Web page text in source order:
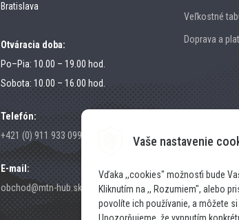
Vaše nastavenie
Vďaka ,,cookies" možnosťi bude
Kliknutím na ,, Rozumiem", alebo
povolíte ich používanie, a môžete
Bratislava
Otváracia doba:
Po–Pia: 10.00 – 19.00 hod.
Sobota: 10.00 – 16.00 hod.
Telefón:
+421 (0) 911 933 099
E-mail:
obchod@mtn-hub.sk
Veľkostné
Doprava a